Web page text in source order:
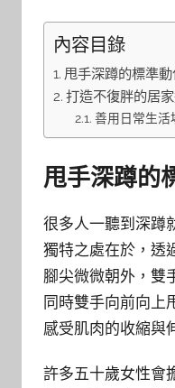
內容目錄
甩手深蹲的標準
打造不復胖的居
善用日常生活
甩手深蹲的
很多人一聽到深蹲
獨特之處在於，透
腳尖微微朝外，雙
同時雙手向前向上
感受肌肉的收縮與
許多五十歲女性會